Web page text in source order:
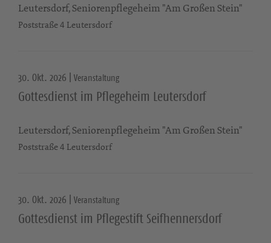
Leutersdorf, Seniorenpflegeheim "Am Großen Stein"
Poststraße 4 Leutersdorf
30. Okt. 2026 | Veranstaltung
Gottesdienst im Pflegeheim Leutersdorf
Leutersdorf, Seniorenpflegeheim "Am Großen Stein"
Poststraße 4 Leutersdorf
30. Okt. 2026 | Veranstaltung
Gottesdienst im Pflegestift Seifhennersdorf